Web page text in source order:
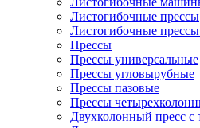
Листогибочные прессы
Листогибочные
Прессы
Прессы универсальные
Прессы угловырубные
Прессы пазовые
Прессы
Двухколонный пресс с